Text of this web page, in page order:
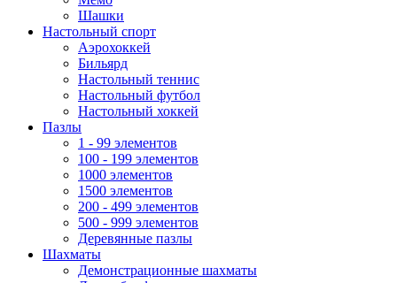
Шашки
Настольный спорт
Аэрохоккей
Бильярд
Настольный теннис
Настольный футбол
Настольный хоккей
Пазлы
1 - 99 элементов
100 - 199 элементов
1000 элементов
1500 элементов
200 - 499 элементов
500 - 999 элементов
Деревянные пазлы
Шахматы
Демонстрационные шахматы